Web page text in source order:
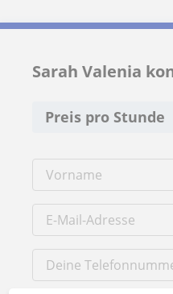
Sarah Valenia
Preis pro Stunde